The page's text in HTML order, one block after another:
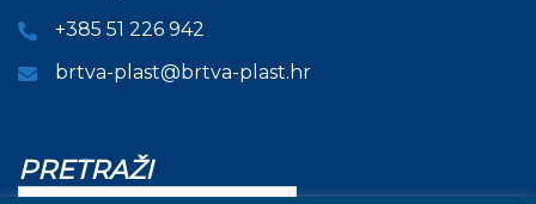
+385 51 226 942
brtva-plast@brtva-plast.hr
PRETRAŽI